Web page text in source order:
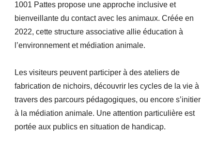
1001 Pattes propose une approche inclusive et
bienveillante du contact avec les animaux. Créée en
2022, cette structure associative allie éducation à
l’environnement et médiation animale.
Les visiteurs peuvent participer à des ateliers de
fabrication de nichoirs, découvrir les cycles de la vie à
travers des parcours pédagogiques, ou encore s’initier
à la médiation animale. Une attention particulière est
portée aux publics en situation de handicap.